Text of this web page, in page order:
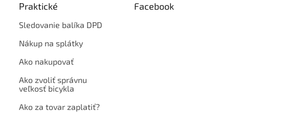
Praktické
Sledovanie balíka DPD
Nákup na splátky
Ako nakupovať
Ako zvoliť správnu
veľkosť bicykla
Ako za tovar zaplatiť?
Facebook